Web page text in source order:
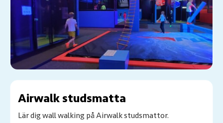
Airwalk studsmatta
Lär dig wall walking på Airwalk studsmattor.